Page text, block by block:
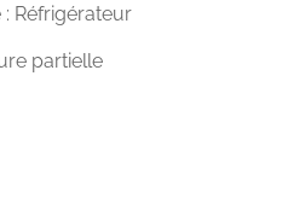
Réfrigérateur
partielle